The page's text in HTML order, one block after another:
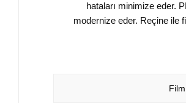
hataları minimize eder.
modernize eder. Reçine ile